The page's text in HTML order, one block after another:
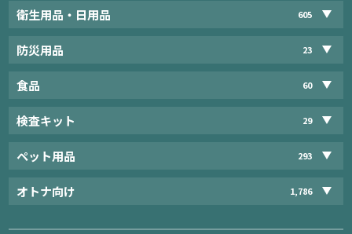
衛生用品・日用品 605
防災用品 23
食品 60
検査キット 29
ペット用品 293
オトナ向け 1,786